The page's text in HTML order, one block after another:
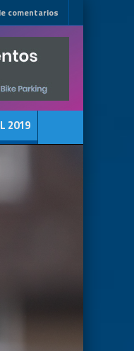
comentarios
2019